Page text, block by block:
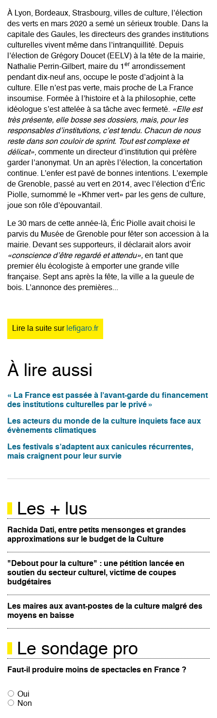
À Lyon, Bordeaux, Strasbourg, villes de culture, l’élection
des verts en mars 2020 a semé un sérieux trouble. Dans la
capitale des Gaules, les directeurs des grandes institutions
culturelles vivent même dans l’intranquillité. Depuis
l’élection de Grégory Doucet (EELV) à la tête de la mairie,
Nathalie Perrin-Gilbert, maire du 1 er arrondissement
pendant dix-neuf ans, occupe le poste d’adjoint à la
culture. Elle n’est pas verte, mais proche de La France
insoumise. Formée à l’histoire et à la philosophie, cette
idéologue s’est attelée à sa tâche avec fermeté. «Elle est
très présente, elle bosse ses dossiers, mais, pour les
responsables d’institutions, c’est tendu. Chacun de nous
reste dans son couloir de sprint. Tout est complexe et
délicat», commente un directeur d’institution qui préfère
garder l’anonymat. Un an après l’élection, la concertation
continue. L’enfer est pavé de bonnes intentions. L’exemple
de Grenoble, passé au vert en 2014, avec l’élection d’Éric
Piolle, surnommé le «Khmer vert» par les gens de culture,
joue son rôle d’épouvantail.
Le 30 mars de cette année-là, Éric Piolle avait choisi le
parvis du Musée de Grenoble pour fêter son accession à la
mairie. Devant ses supporteurs, il déclarait alors avoir
«conscience d’être regardé et attendu», en tant que
premier élu écologiste à emporter une grande ville
française. Sept ans après la fête, la ville a la gueule de
bois. L’annonce des premières...
Lire la suite sur lefigaro.fr
À lire aussi
« La France est passée à l’avant-garde du financement
des institutions culturelles par le privé »
Les acteurs du monde de la culture inquiets face aux
évènements climatiques
Les festivals s’adaptent aux canicules récurrentes,
mais craignent pour leur survie
Les + lus
Rachida Dati, entre petits mensonges et grandes
approximations sur le budget de la Culture
"Debout pour la culture" : une pétition lancée en
soutien du secteur culturel, victime de coupes
budgétaires
Les maires aux avant-postes de la culture malgré des
moyens en baisse
Le sondage pro
Faut-il produire moins de spectacles en France ?
Oui
Non